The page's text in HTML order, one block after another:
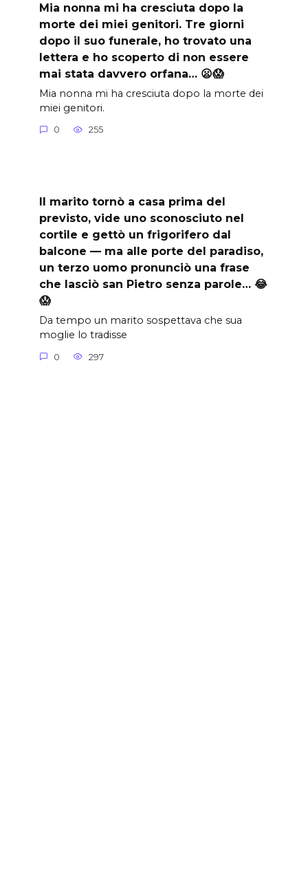
Mia nonna mi ha cresciuta dopo la
morte dei miei genitori. Tre giorni
dopo il suo funerale, ho trovato una
lettera e ho scoperto di non essere
mai stata davvero orfana… 😦😱
Mia nonna mi ha cresciuta dopo la morte dei
miei genitori.
0 255
Il marito tornò a casa prima del
previsto, vide uno sconosciuto nel
cortile e gettò un frigorifero dal
balcone — ma alle porte del paradiso,
un terzo uomo pronunciò una frase
che lasciò san Pietro senza parole… 😂
😱
Da tempo un marito sospettava che sua
moglie lo tradisse
0 297